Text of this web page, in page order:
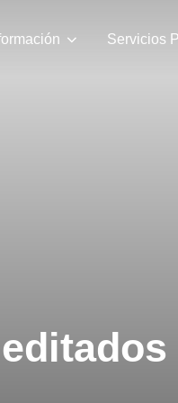
Servicios